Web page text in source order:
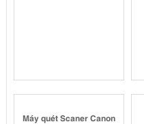
Máy quét Scaner Canon